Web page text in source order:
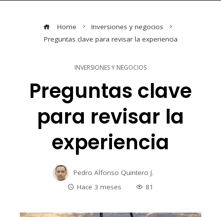
Home
Inversiones y negocios
Preguntas clave para revisar la experiencia
INVERSIONES Y NEGOCIOS
Preguntas clave
para revisar la
experiencia
Pedro Alfonso Quintero J.
Hace 3 meses
81